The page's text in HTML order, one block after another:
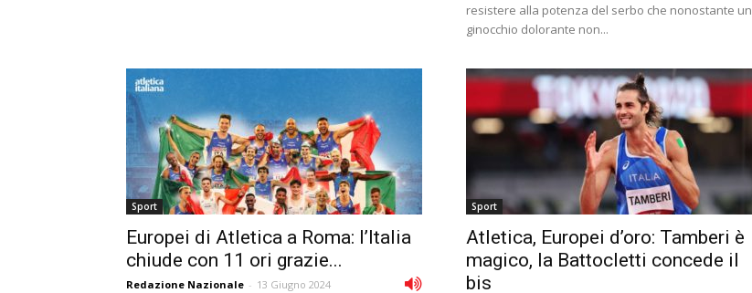
resistere alla potenza del serbo che nonostante un
ginocchio dolorante non...
Sport
Europei di Atletica a Roma: l’Italia
chiude con 11 ori grazie...
Redazione Nazionale - 13 Giugno 2024
Sport
Atletica, Europei d’oro: Tamberi è
magico, la Battocletti concede il
bis